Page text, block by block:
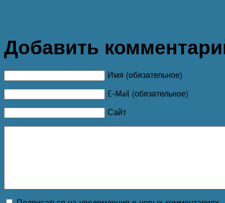
Добавить
Имя (обязательное)
E-Mail (обязательное)
Сайт